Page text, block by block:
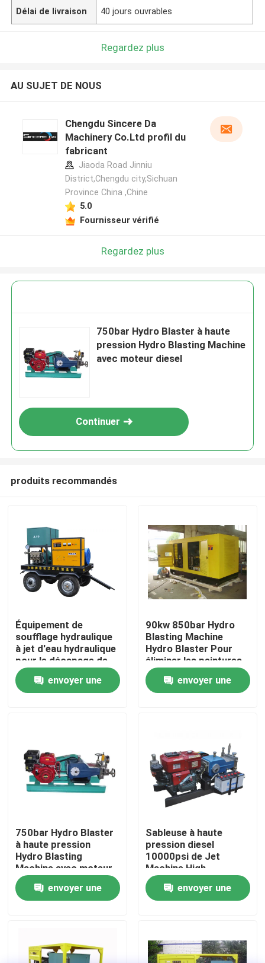
À la maison
Produits
À propos de nous
Contrôle de la qualité
Nouvelles
Pompe hydraulique électrique d'essai
Décapants à haute pression industriels
Délai de livraison 40 jours ouvrables
Regardez plus
AU SUJET DE NOUS
Chengdu Sincere Da
Machinery Co.Ltd profil du
fabricant
Jiaoda Road Jinniu
District,Chengdu city,Sichuan
Province China ,Chine
5.0
Fournisseur vérifié
Regardez plus
750bar Hydro Blaster à haute
pression Hydro Blasting Machine
avec moteur diesel
Continuer
produits recommandés
Équipement de
soufflage hydraulique
à jet d'eau hydraulique
pour le décapage de
surface
envoyer une
90kw 850bar Hydro
Blasting Machine
Hydro Blaster Pour
éliminer les peintures
rouillées
envoyer une
750bar Hydro Blaster
à haute pression
Hydro Blasting
Machine avec moteur
diesel
envoyer une
Sableuse à haute
pression diesel
10000psi de Jet
Machine High
Pressure Hydro de
l'eau
envoyer une